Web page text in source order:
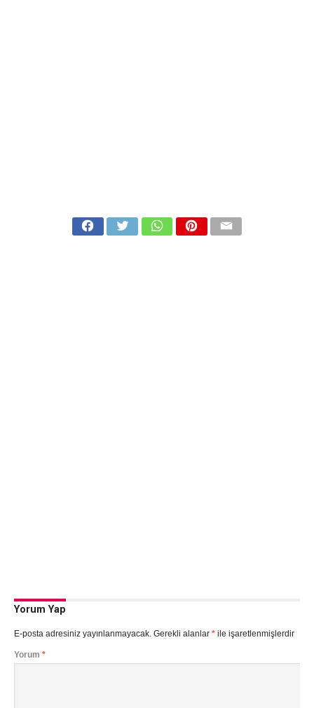
Yorum Yap
E-posta adresiniz yayınlanmayacak. Gerekli alanlar *ile işaretlenmişlerdir
Yorum *